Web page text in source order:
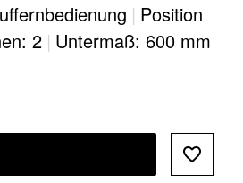
| Position
2 | Untermaß: 600 mm